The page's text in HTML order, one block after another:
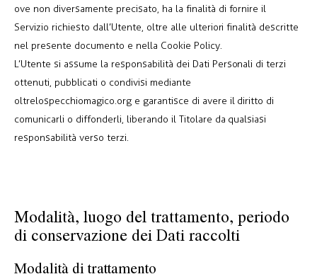
ove non diversamente precisato, ha la finalità di fornire il
Servizio richiesto dall’Utente, oltre alle ulteriori finalità descritte
nel presente documento e nella Cookie Policy.
L’Utente si assume la responsabilità dei Dati Personali di terzi
ottenuti, pubblicati o condivisi mediante
oltrelospecchiomagico.org e garantisce di avere il diritto di
comunicarli o diffonderli, liberando il Titolare da qualsiasi
responsabilità verso terzi.
Modalità, luogo del trattamento, periodo
di conservazione dei Dati raccolti
Modalità di trattamento